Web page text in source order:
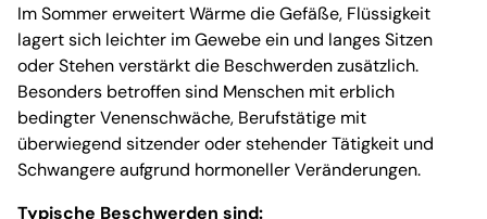
Im Sommer erweitert Wärme die Gefäße, Flüssigkeit
lagert sich leichter im Gewebe ein und langes Sitzen
oder Stehen verstärkt die Beschwerden zusätzlich.
Besonders betroffen sind Menschen mit erblich
bedingter Venenschwäche, Berufstätige mit
überwiegend sitzender oder stehender Tätigkeit und
Schwangere aufgrund hormoneller Veränderungen.
Typische Beschwerden sind: